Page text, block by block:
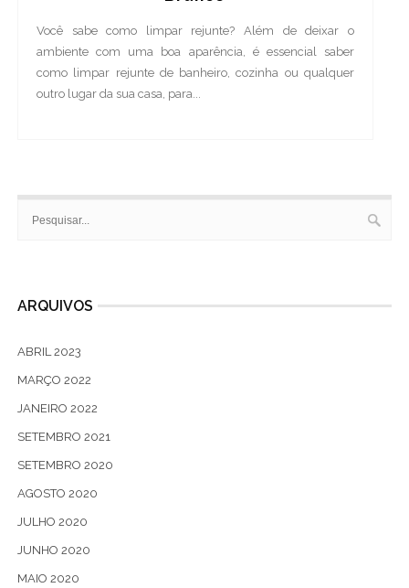
Você sabe como limpar rejunte? Além de deixar o
ambiente com uma boa aparência, é essencial saber
como limpar rejunte de banheiro, cozinha ou qualquer
outro lugar da sua casa, para...
ARQUIVOS
ABRIL 2023
MARÇO 2022
JANEIRO 2022
SETEMBRO 2021
SETEMBRO 2020
AGOSTO 2020
JULHO 2020
JUNHO 2020
MAIO 2020